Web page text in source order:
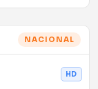
NACIONAL
HD